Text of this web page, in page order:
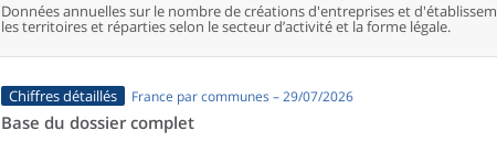
Données annuelles sur le nombre de créations d'entreprises et
les territoires et réparties selon le secteur d’activité et la forme légale.
Chiffres détaillés France par communes – 29/07/2026
Base du dossier complet